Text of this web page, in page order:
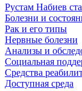
Рустам Набиев
Болезни и
Рак и его типы
Нервные болезни
Анализы и
Социальная
Средства
Доступная среда